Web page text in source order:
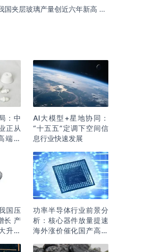
5.7% 其中河北产量最多 占比
国夹层玻璃产量创近六年新高 约
：中
正从
端突
AI大模型+星地协同：
“十五五”定调下空间信
息行业快速发展
国压
长 产
升级
功率半导体行业前景分
析：核心器件放量提速
海外涨价催化国产高端